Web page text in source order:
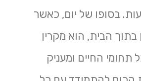
בסופו של יום, כאשר
הבית, הוא מקרין
תחומי החיים ומעניק